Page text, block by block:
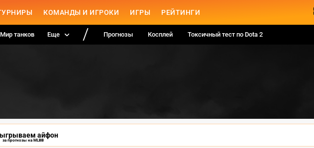
КОМАНДЫ И ИГРОКИ ИГРЫ РЕЙТИНГИ
Мир танков Еще Прогнозы Косплей Токсичный тест по Dota 2
айфон
за прогнозы на MLBB